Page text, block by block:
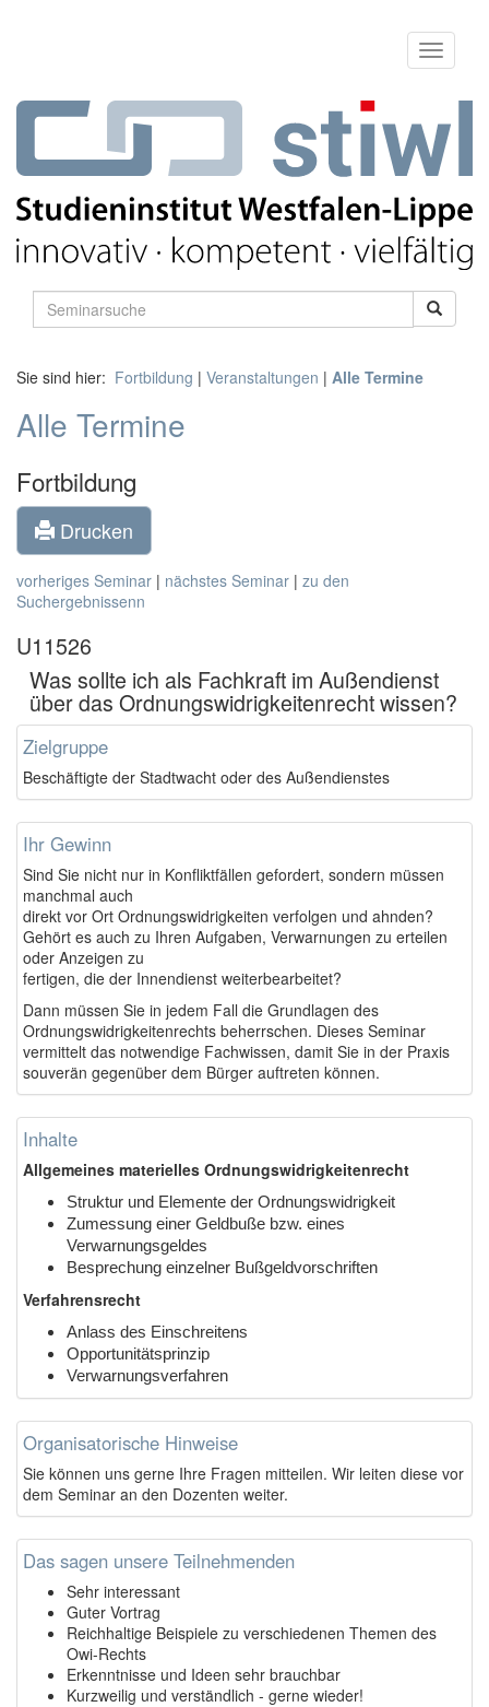
Sie sind hier: Fortbildung | Veranstaltungen | Alle Termine
Alle Termine
Fortbildung
Drucken
vorheriges Seminar | nächstes Seminar | zu den
Suchergebnissenn
U11526
Was sollte ich als Fachkraft im Außendienst
über das Ordnungswidrigkeitenrecht wissen?
Zielgruppe
Beschäftigte der Stadtwacht oder des Außendienstes
Ihr Gewinn
Sind Sie nicht nur in Konfliktfällen gefordert, sondern müssen
manchmal auch
direkt vor Ort Ordnungswidrigkeiten verfolgen und ahnden?
Gehört es auch zu Ihren Aufgaben, Verwarnungen zu erteilen
oder Anzeigen zu
fertigen, die der Innendienst weiterbearbeitet?
Dann müssen Sie in jedem Fall die Grundlagen des
Ordnungswidrigkeitenrechts beherrschen. Dieses Seminar
vermittelt das notwendige Fachwissen, damit Sie in der Praxis
souverän gegenüber dem Bürger auftreten können.
Inhalte
Allgemeines materielles Ordnungswidrigkeitenrecht
Struktur und Elemente der Ordnungswidrigkeit
Zumessung einer Geldbuße bzw. eines
Verwarnungsgeldes
Besprechung einzelner Bußgeldvorschriften
Verfahrensrecht
Anlass des Einschreitens
Opportunitätsprinzip
Verwarnungsverfahren
Organisatorische Hinweise
Sie können uns gerne Ihre Fragen mitteilen. Wir leiten diese vor
dem Seminar an den Dozenten weiter.
Das sagen unsere Teilnehmenden
Sehr interessant
Guter Vortrag
Reichhaltige Beispiele zu verschiedenen Themen des
Owi-Rechts
Erkenntnisse und Ideen sehr brauchbar
Kurzweilig und verständlich - gerne wieder!